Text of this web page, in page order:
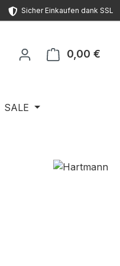
Sicher Einkaufen dank SSL
0,00 €
SALE